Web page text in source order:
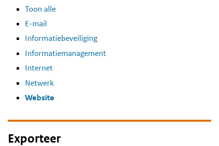
Toon alle
E-mail
Informatiebeveiliging
Informatiemanagement
Internet
Netwerk
Website
Exporteer